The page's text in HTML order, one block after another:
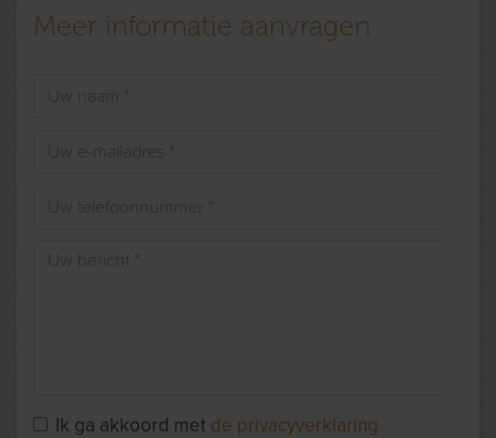
Meer informatie aanvragen
Ik ga akkoord met de privacyverklaring